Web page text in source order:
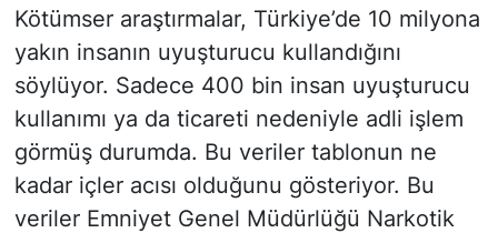
Kötümser araştırmalar, Türkiye’de 10 milyona
yakın insanın uyuşturucu kullandığını
söylüyor. Sadece 400 bin insan uyuşturucu
kullanımı ya da ticareti nedeniyle adli işlem
görmüş durumda. Bu veriler tablonun ne
kadar içler acısı olduğunu gösteriyor. Bu
veriler Emniyet Genel Müdürlüğü Narkotik